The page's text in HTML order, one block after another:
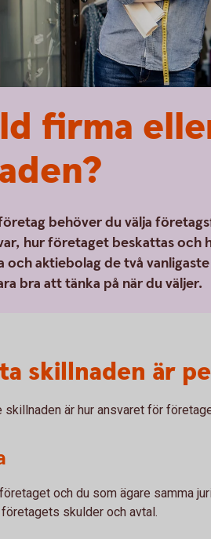
firma
behöver du välja
hur företaget beskattas och
och aktiebolag de två
bra att tänka på när du väljer.
skillnaden är
skillnaden är hur ansvaret för
och du som ägare samma
skulder och avtal.